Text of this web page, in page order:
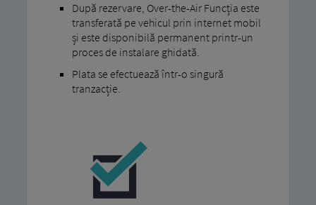
După rezervare, Over-the-Air Funcția este
transferată pe vehicul prin internet mobil
și este disponibilă permanent printr-un
proces de instalare ghidată.
Plata se efectuează într-o singură
tranzacție.